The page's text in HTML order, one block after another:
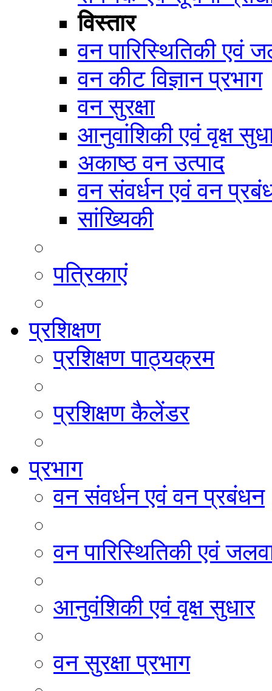
विस्तार
वन पारिस्थितिकी एवं
वन कीट विज्ञान प्रभाग
वन सुरक्षा
आनुवांशिकी एवं वृक्ष
अकाष्ठ वन उत्पाद
वन संवर्धन एवं वन
सांख्यिकी
पत्रिकाएं
प्रशिक्षण
प्रशिक्षण पाठ्यक्रम
प्रशिक्षण कैलेंडर
प्रभाग
वन संवर्धन एवं वन प्रबंधन
वन पारिस्थितिकी एवं
आनुवंशिकी एवं वृक्ष सुधार
वन सुरक्षा प्रभाग